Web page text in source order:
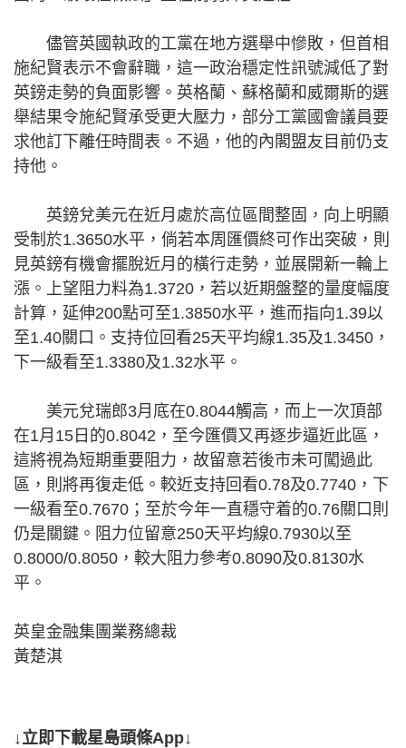
儘管英國執政的工黨在地方選舉中慘敗，但首相
施紀賢表示不會辭職，這一政治穩定性訊號減低了對
英鎊走勢的負面影響。英格蘭、蘇格蘭和威爾斯的選
舉結果令施紀賢承受更大壓力，部分工黨國會議員要
求他訂下離任時間表。不過，他的內閣盟友目前仍支
持他。
英鎊兌美元在近月處於高位區間整固，向上明顯
受制於1.3650水平，倘若本周匯價終可作出突破，則
見英鎊有機會擺脫近月的橫行走勢，並展開新一輪上
漲。上望阻力料為1.3720，若以近期盤整的量度幅度
計算，延伸200點可至1.3850水平，進而指向1.39以
至1.40關口。支持位回看25天平均線1.35及1.3450，
下一級看至1.3380及1.32水平。
美元兌瑞郎3月底在0.8044觸高，而上一次頂部
在1月15日的0.8042，至今匯價又再逐步逼近此區，
這將視為短期重要阻力，故留意若後市未可闖過此
區，則將再復走低。較近支持回看0.78及0.7740，下
一級看至0.7670；至於今年一直穩守着的0.76關口則
仍是關鍵。阻力位留意250天平均線0.7930以至
0.8000/0.8050，較大阻力參考0.8090及0.8130水
平。
英皇金融集團業務總裁
黃楚淇
↓立即下載星島頭條App↓